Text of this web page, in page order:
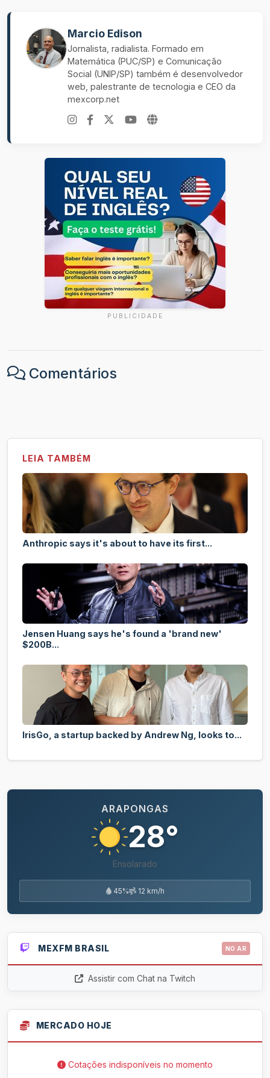
Marcio Edison
Jornalista, radialista. Formado em
Matemática (PUC/SP) e Comunicação
Social (UNIP/SP) também é desenvolvedor
web, palestrante de tecnologia e CEO da
mexcorp.net
PUBLICIDADE
Comentários
LEIA TAMBÉM
Anthropic says it's about to have its first...
Jensen Huang says he's found a 'brand new'
$200B...
IrisGo, a startup backed by Andrew Ng, looks to...
ARAPONGAS
28°
Ensolarado
45% 12 km/h
MEXFM BRASIL NO AR
Assistir com Chat na Twitch
MERCADO HOJE
Cotações indisponíveis no momento